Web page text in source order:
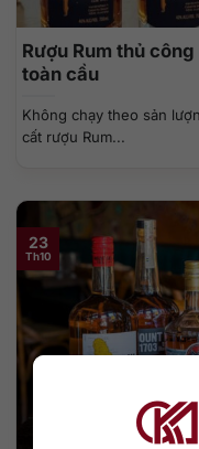
Rượu Rum thủ
toàn cầu
Không chạy theo sản
cất rượu Rum...
23
Th10